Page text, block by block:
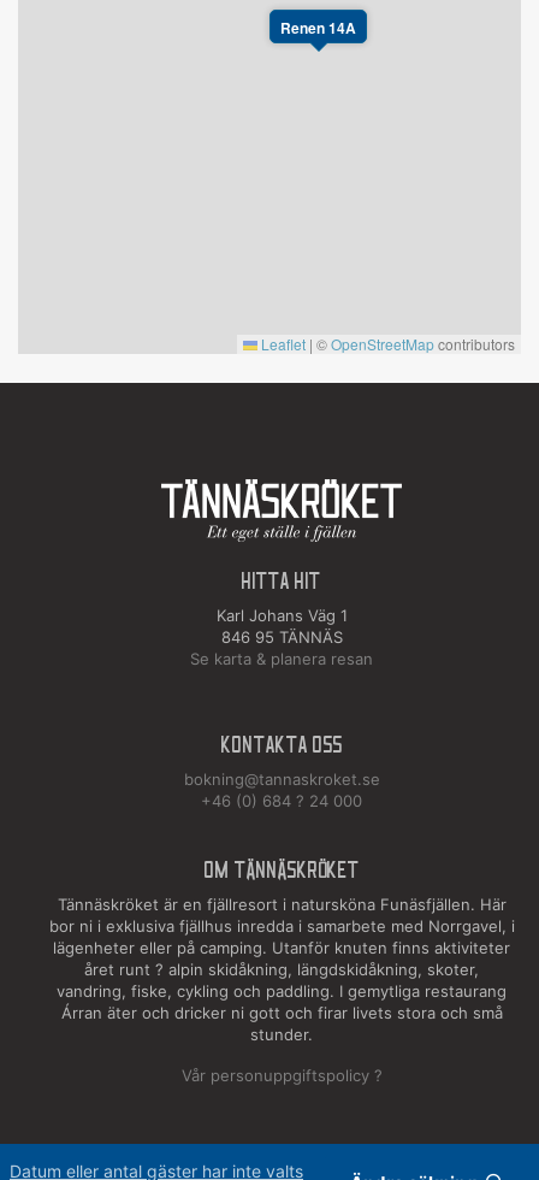
Datum eller antal gäster har inte valts
Renen 14A
Leaflet | ©OpenStreetMapcontributors
HITTA HIT
Karl Johans Väg 1
846 95 TÄNNÄS
Se karta & planera resan
Kontakta oss
bokning@tannaskroket.se
+46 (0) 684 ? 24 000
OM TÄNNÄSKRÖKET
Tännäskröket är en fjällresort i natursköna Funäsfjällen. Här
bor ni i exklusiva fjällhus inredda i samarbete med Norrgavel, i
lägenheter eller på camping. Utanför knuten finns aktiviteter
året runt ? alpin skidåkning, längdskidåkning, skoter,
vandring, fiske, cykling och paddling. I gemytliga restaurang
Árran äter och dricker ni gott och firar livets stora och små
stunder.
Vår personuppgiftspolicy ?